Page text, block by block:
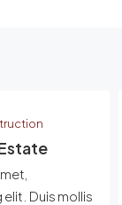
Duis mollis